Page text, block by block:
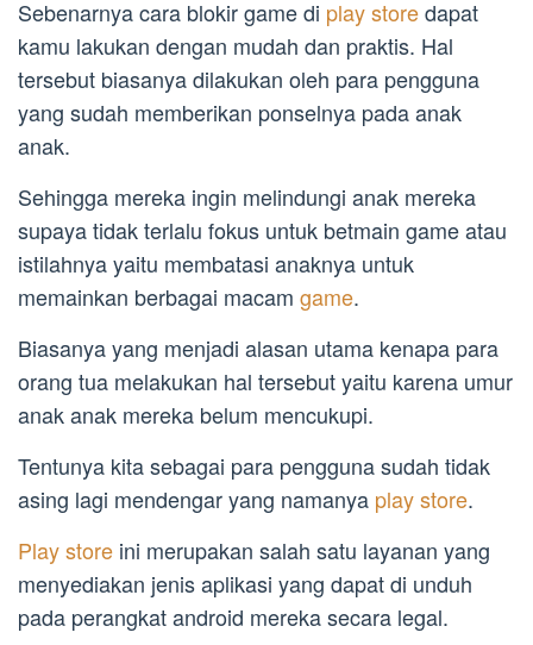
Sebenarnya cara blokir game di play storedapat
kamu lakukan dengan mudah dan praktis. Hal
tersebut biasanya dilakukan oleh para pengguna
yang sudah memberikan ponselnya pada anak
anak.
Sehingga mereka ingin melindungi anak mereka
supaya tidak terlalu fokus untuk betmain game atau
istilahnya yaitu membatasi anaknya untuk
memainkan berbagai macam game.
Biasanya yang menjadi alasan utama kenapa para
orang tua melakukan hal tersebut yaitu karena umur
anak anak mereka belum mencukupi.
Tentunya kita sebagai para pengguna sudah tidak
asing lagi mendengar yang namanya play store.
Play store ini merupakan salah satu layanan yang
menyediakan jenis aplikasi yang dapat di unduh
pada perangkat android mereka secara legal.